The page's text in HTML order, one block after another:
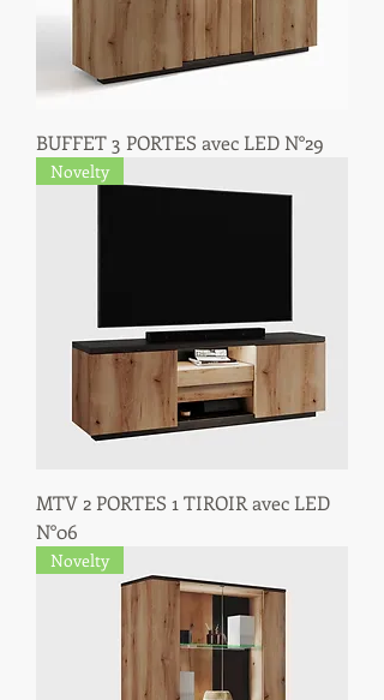
BUFFET 3 PORTES avec LED N°29
Novelty
MTV 2 PORTES 1 TIROIR avec LED
N°06
Novelty